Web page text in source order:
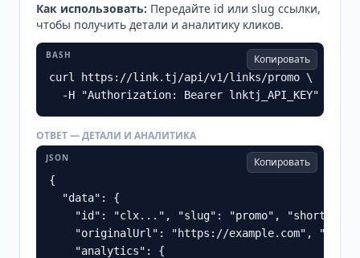
Как использовать: Передайте id или slug ссылки,
чтобы получить детали и аналитику кликов.
BASH Копировать
curl https://link.tj/api/v1/links/promo \
  -H "Authorization: Bearer lnktj_API_KEY"
ОТВЕТ — ДЕТАЛИ И АНАЛИТИКА
JSON Копировать
{
  "data": {
"id": "clx...", "slug": "promo",
"originalUrl": "https://example.com",
    "analytics": {